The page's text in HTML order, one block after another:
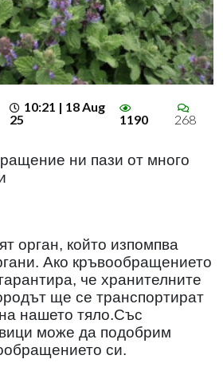
10:21 | 18 Aug
25
1190 268
ни пази от много
орган, който изпомпва
Ако кръвообращението
че хранителните
ще се транспортират
нашето тяло.Със
може да подобрим
си.